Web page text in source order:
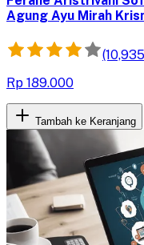
Agung Ayu Mirah
Rp 189.000
Tambah ke Keranjang